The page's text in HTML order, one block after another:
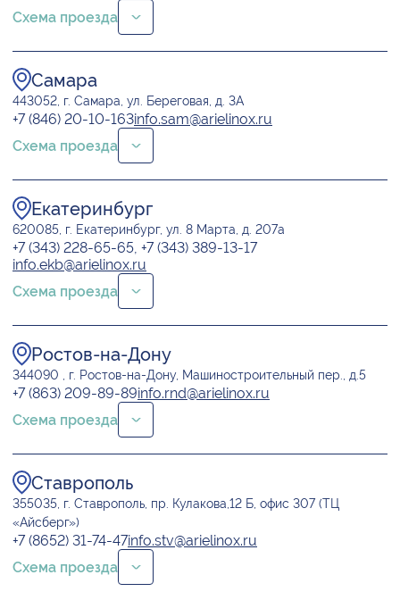
Схема проезда
Самара
443052, г. Самара, ул. Береговая, д. 3А
+7 (846) 20-10-163info.sam@arielinox.ru
Схема проезда
Екатеринбург
620085, г. Екатеринбург, ул. 8 Марта, д. 207а
+7 (343) 228-65-65, +7 (343) 389-13-17
info.ekb@arielinox.ru
Схема проезда
Ростов-на-Дону
344090 , г. Ростов-на-Дону, Машиностроительный пер., д.5
+7 (863) 209-89-89info.rnd@arielinox.ru
Схема проезда
Ставрополь
355035, г. Ставрополь, пр. Кулакова,12 Б, офис 307 (ТЦ
«Айсберг»)
+7 (8652) 31-74-47info.stv@arielinox.ru
Схема проезда